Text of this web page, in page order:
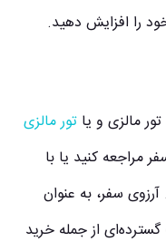
را افزایش دهید.
مالزی و یا تور مالزی
مراجعه کنید یا با
سفر، به عنوان
از جمله خرید